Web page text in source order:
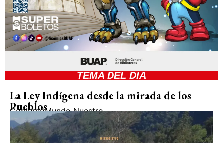
TEMA DEL DIA
La Ley Indígena desde la mirada de los
Pueblos
GobiernoMundo Nuestro